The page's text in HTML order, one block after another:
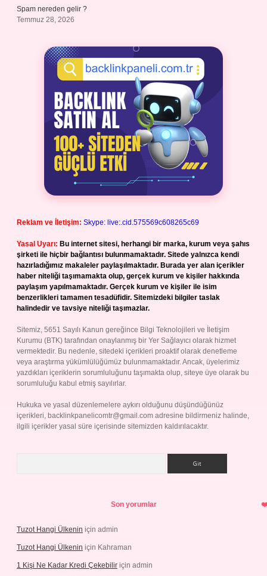
Spam nereden gelir ?
Temmuz 28, 2026
Reklam ve İletişim: Skype: live:.cid.575569c608265c69
Yasal Uyarı: Bu internet sitesi, herhangi bir marka, kurum veya şahıs
şirketi ile hiçbir bağlantısı bulunmamaktadır. Sitede yalnızca kendi
hazırladığımız makaleler paylaşılmaktadır. Burada yer alan içerikler
haber niteliği taşımamakta olup, gerçek kurum ve kişiler hakkında
paylaşım yapılmamaktadır. Gerçek kurum ve kişiler ile isim
benzerlikleri tamamen tesadüfidir. Sitemizdeki bilgiler taslak
halindedir ve tavsiye niteliği taşımazlar.
Sitemiz, 5651 Sayılı Kanun gereğince Bilgi Teknolojileri ve İletişim
Kurumu (BTK) tarafından onaylanmış bir Yer Sağlayıcı olarak hizmet
vermektedir. Bu nedenle, sitedeki içerikleri proaktif olarak denetleme
veya araştırma yükümlülüğümüz bulunmamaktadır. Ancak, üyelerimiz
yazdıkları içeriklerin sorumluluğunu taşımakta olup, siteye üye olarak bu
sorumluluğu kabul etmiş sayılırlar.
Hukuka ve yasal düzenlemelere aykırı olduğunu düşündüğünüz
içerikleri, backlinkpanelicomtr@gmail.com adresine bildirmeniz halinde,
ilgili içerikler yasal süre içerisinde sitemizden kaldırılacaktır.
Son yorumlar
Tuzot Hangi Ülkenin için admin
Tuzot Hangi Ülkenin için Kahraman
1 Kişi Ne Kadar Kredi Çekebilir için admin